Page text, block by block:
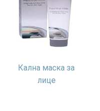
Кална маска за
лице